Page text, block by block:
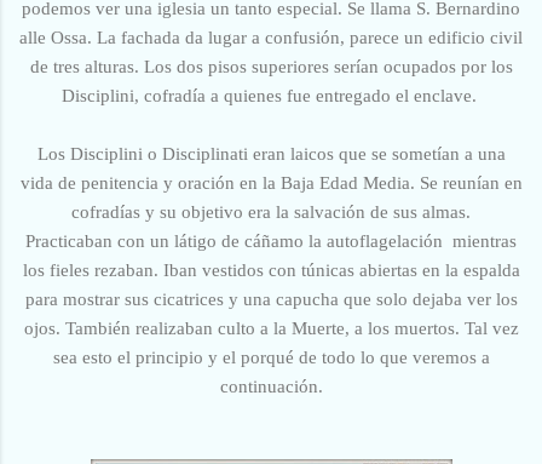
podemos ver una iglesia un tanto especial. Se llama S. Bernardino
alle Ossa. La fachada da lugar a confusión, parece un edificio civil
de tres alturas. Los dos pisos superiores serían ocupados por los
Disciplini, cofradía a quienes fue entregado el enclave.
Los Disciplini o Disciplinati eran laicos que se sometían a una
vida de penitencia y oración en la Baja Edad Media. Se reunían en
cofradías y su objetivo era la salvación de sus almas.
Practicaban con un látigo de cáñamo la autoflagelación mientras
los fieles rezaban. Iban vestidos con túnicas abiertas en la espalda
para mostrar sus cicatrices y una capucha que solo dejaba ver los
ojos. También realizaban culto a la Muerte, a los muertos. Tal vez
sea esto el principio y el porqué de todo lo que veremos a
continuación.